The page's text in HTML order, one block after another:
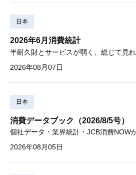
日本
2026年6月消費統計
2026年08月07日
日本
消費データブック（2026/8/5号）
2026年08月05日